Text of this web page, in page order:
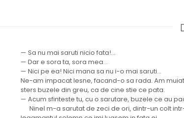
— Sa nu mai saruti nicio fata!...
— Dar e sora ta, sora mea...
— Nici pe ea! Nici mana sa nu i-o mai saruti...
Ne-am impacat lesne, facand-o sa rada. Am
sters buzele din greu, ca de cine stie ce pata.
— Acum sfinteste tu, cu o sarutare, buzele ce au
Ninel m-a sarutat de zeci de ori, dintr-un colt